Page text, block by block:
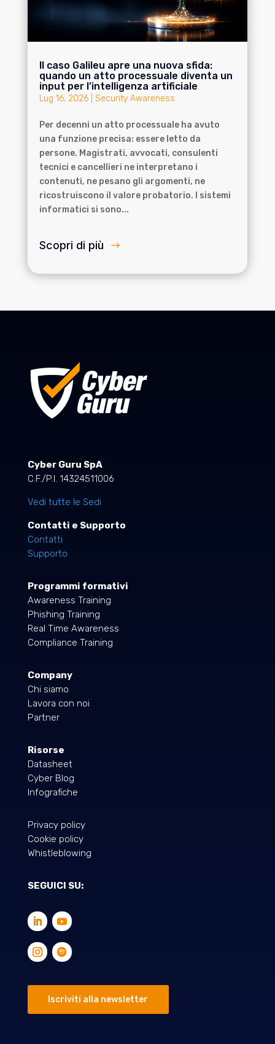
Il caso Galileu apre una nuova sfida:
quando un atto processuale diventa un
input per l’intelligenza artificiale
Lug 16, 2026| Security Awareness
Per decenni un atto processuale ha avuto
una funzione precisa: essere letto da
persone. Magistrati, avvocati, consulenti
tecnici e cancellieri ne interpretano i
contenuti, ne pesano gli argomenti, ne
ricostruiscono il valore probatorio. I sistemi
informatici si sono...
Scopri di più
Cyber Guru SpA
C.F./P.I. 14324511006
Vedi tutte le Sedi
Contatti e Supporto
Contatti
Supporto
Programmi formativi
Awareness Training
Phishing Training
Real Time Awareness
Compliance Training
Company
Chi siamo
Lavora con noi
Partner
Risorse
Datasheet
Cyber Blog
Infografiche
Privacy policy
Cookie policy
Whistleblowing
SEGUICI SU:
Iscriviti alla newsletter